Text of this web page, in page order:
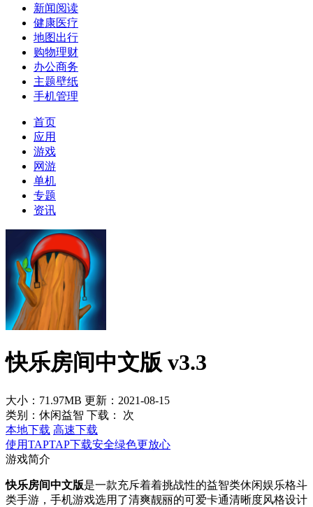
新闻阅读
健康医疗
地图出行
购物理财
办公商务
主题壁纸
手机管理
首页
应用
游戏
网游
单机
专题
资讯
快乐房间中文版 v3.3
大小：71.97MB 更新：2021-08-15
类别：休闲益智 下载：
次
本地下载 高速下载
使用TAPTAP下载安全绿色更放心
游戏简介
快乐房间中文版是一款充斥着着挑战性的益智类休闲娱乐格斗
类手游，手机游戏选用了清爽靓丽的可爱卡通清晰度风格设计